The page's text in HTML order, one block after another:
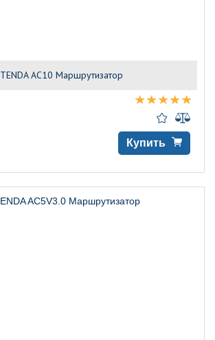
TENDA AC10 Маршрутизатор
Купить